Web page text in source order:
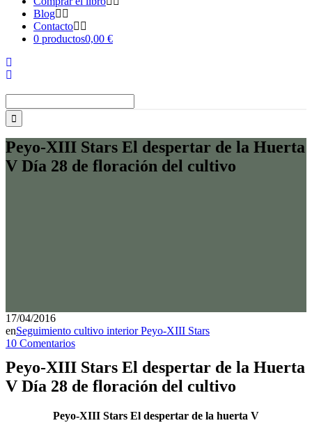
Blog
Contacto
0 productos0,00 €
Peyo-XIII Stars El despertar de la Huerta
V Día 28 de floración del cultivo
17/04/2016
enSeguimiento cultivo interior Peyo-XIII Stars
10 Comentarios
Peyo-XIII Stars El despertar de la Huerta
V Día 28 de floración del cultivo
Peyo-XIII Stars El despertar de la huerta V